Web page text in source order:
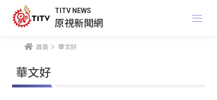
TITV NEWS
原視新聞網
首頁 華文好
華文好